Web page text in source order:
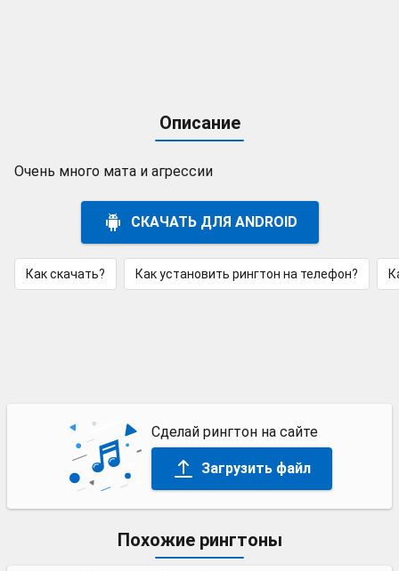
Описание
Очень много мата и агрессии
СКАЧАТЬ ДЛЯ ANDROID
Как скачать? Как установить рингтон на телефон?
Сделай рингтон на сайте
Загрузить файл
Похожие рингтоны